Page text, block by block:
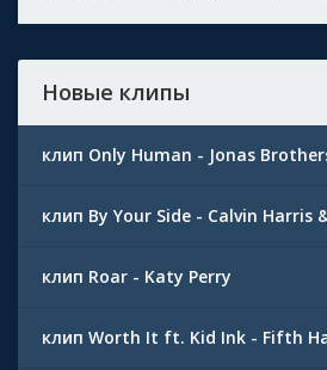
Новые клипы
клип Only Human - Jonas
клип By Your Side - Calvin Harris
клип Roar - Katy Perry
клип Worth It ft. Kid Ink - Fifth